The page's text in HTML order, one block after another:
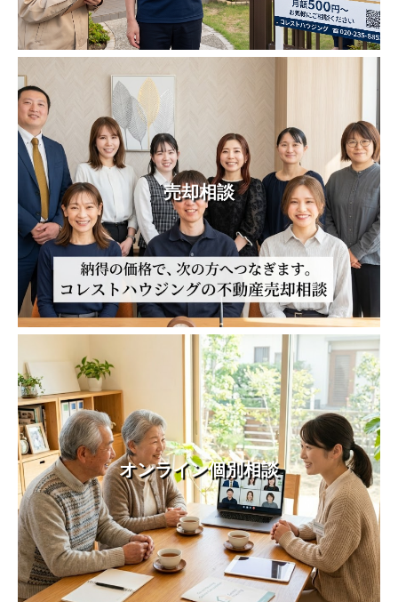
売却相談
オンライン個別相談